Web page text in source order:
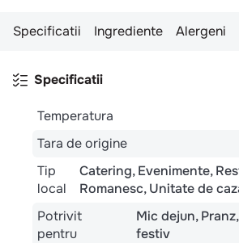
Specificatii Ingrediente Alergeni
Specificatii
Temperatura
Tara de origine
Tip
local
Catering Evenimente
Romanesc Unitate de
Potrivit
pentru
Mic dejun Pranz
festiv